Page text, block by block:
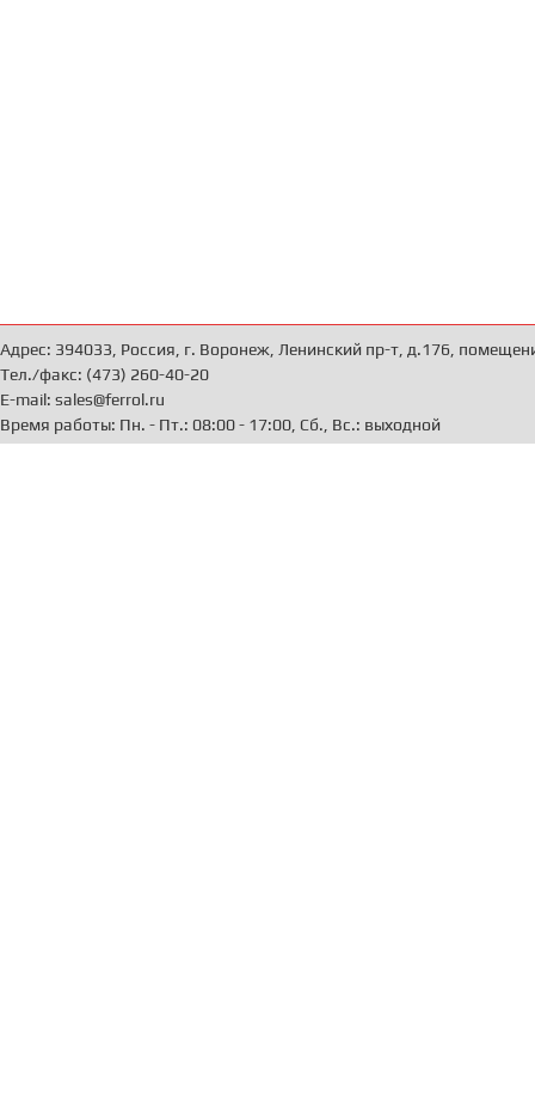
Адрес: 394033, Россия, г. Воронеж, Ленинский пр-т, д.176,
Тел./факс: (473) 260-40-20
E-mail: sales@ferrol.ru
Время работы: Пн. - Пт.: 08:00 - 17:00, Сб., Вс.: выходной